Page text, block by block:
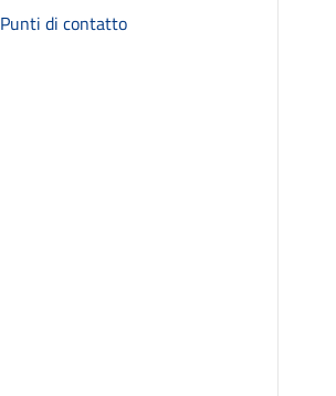
Punti di contatto